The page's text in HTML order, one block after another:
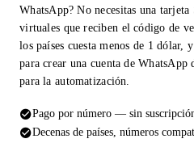
WhatsApp? No necesitas una
virtuales que reciben el código de
los países cuesta menos de 1 dólar,
para crear una cuenta de
para la automatización.
Pago por número — sin
Decenas de países, números